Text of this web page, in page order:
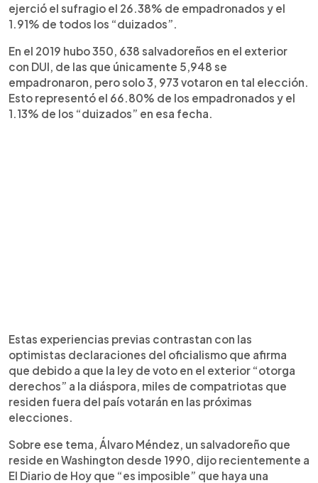
ejerció el sufragio el 26.38% de empadronados y el
1.91% de todos los “duizados”.
En el 2019 hubo 350, 638 salvadoreños en el exterior
con DUI, de las que únicamente 5,948 se
empadronaron, pero solo 3, 973 votaron en tal elección.
Esto representó el 66.80% de los empadronados y el
1.13% de los “duizados” en esa fecha.
Estas experiencias previas contrastan con las
optimistas declaraciones del oficialismo que afirma
que debido a que la ley de voto en el exterior “otorga
derechos” a la diáspora, miles de compatriotas que
residen fuera del país votarán en las próximas
elecciones.
Sobre ese tema, Álvaro Méndez, un salvadoreño que
reside en Washington desde 1990, dijo recientemente a
El Diario de Hoy que “es imposible” que haya una